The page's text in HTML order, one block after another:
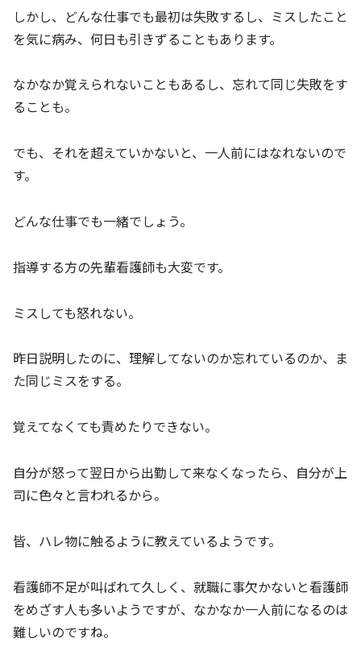
しかし、どんな仕事でも最初は失敗するし、ミスしたこと
を気に病み、何日も引きずることもあります。
なかなか覚えられないこともあるし、忘れて同じ失敗をす
ることも。
でも、それを超えていかないと、一人前にはなれないので
す。
どんな仕事でも一緒でしょう。
指導する方の先輩看護師も大変です。
ミスしても怒れない。
昨日説明したのに、理解してないのか忘れているのか、ま
た同じミスをする。
覚えてなくても責めたりできない。
自分が怒って翌日から出勤して来なくなったら、自分が上
司に色々と言われるから。
皆、ハレ物に触るように教えているようです。
看護師不足が叫ばれて久しく、就職に事欠かないと看護師
をめざす人も多いようですが、なかなか一人前になるのは
難しいのですね。